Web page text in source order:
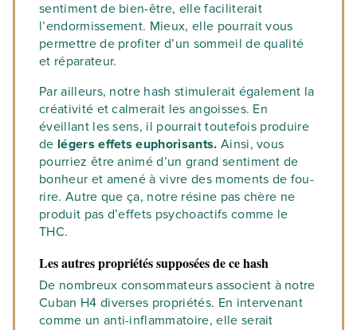
sentiment de bien-être, elle faciliterait
l’endormissement. Mieux, elle pourrait vous
permettre de profiter d’un sommeil de qualité
et réparateur.
Par ailleurs, notre hash stimulerait également la
créativité et calmerait les angoisses. En
éveillant les sens, il pourrait toutefois produire
de légers effets euphorisants. Ainsi, vous
pourriez être animé d’un grand sentiment de
bonheur et amené à vivre des moments de fou-
rire. Autre que ça, notre résine pas chère ne
produit pas d’effets psychoactifs comme le
THC.
Les autres propriétés supposées de ce hash
De nombreux consommateurs associent à notre
Cuban H4 diverses propriétés. En intervenant
comme un anti-inflammatoire, elle serait